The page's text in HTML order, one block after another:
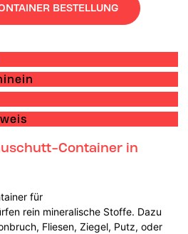
BESTELLUNG
Container in
für
rein mineralische Stoffe. Dazu
Fliesen, Ziegel, Putz, oder